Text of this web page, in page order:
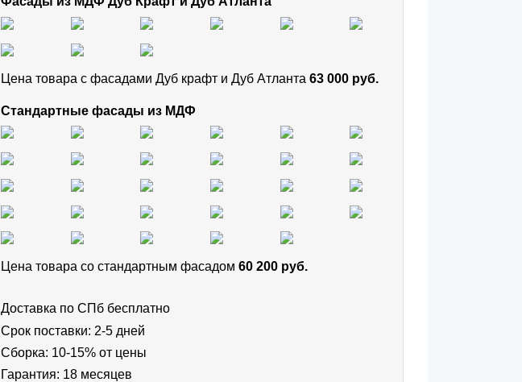
Цена товара с фасадами Дуб крафт и Дуб Атланта 63 000 руб.
Стандартные фасады из МДФ
Цена товара cо стандартным фасадом 60 200 руб.
Доставка по СПб бесплатно
Срок поставки: 2-5 дней
Сборка: 10-15% от цены
Гарантия: 18 месяцев